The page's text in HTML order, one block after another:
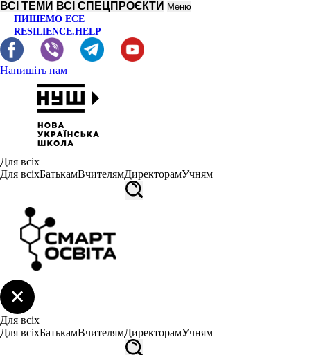
ВСІ ТЕМИ ВСІ СПЕЦПРОЄКТИ Меню
ПИШЕМО ЕСЕ
RESILIENCE.HELP
Напишіть нам
Для всіх
Для всіхБатькамВчителямДиректорамУчням
Для всіх
Для всіхБатькамВчителямДиректорамУчням